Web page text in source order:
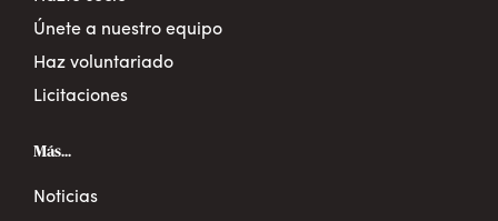
Únete a nuestro equipo
Haz voluntariado
Licitaciones
Más...
Noticias